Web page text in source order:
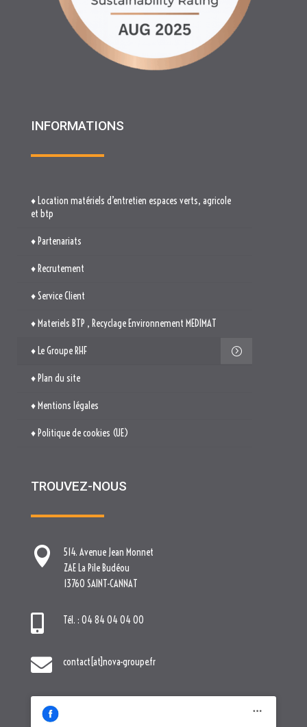
INFORMATIONS
♦ Location matériels d’entretien espaces verts, agricole
et btp
♦ Partenariats
♦ Recrutement
♦ Service Client
♦ Materiels BTP , Recyclage Environnement MEDIMAT
♦ Le Groupe RHF
♦ Plan du site
♦ Mentions légales
♦ Politique de cookies (UE)
TROUVEZ-NOUS

514. Avenue Jean Monnet
ZAE La Pile Budéou
13760 SAINT-CANNAT
 Tél. : 04 84 04 04 00
 contact[at]nova-groupe.fr